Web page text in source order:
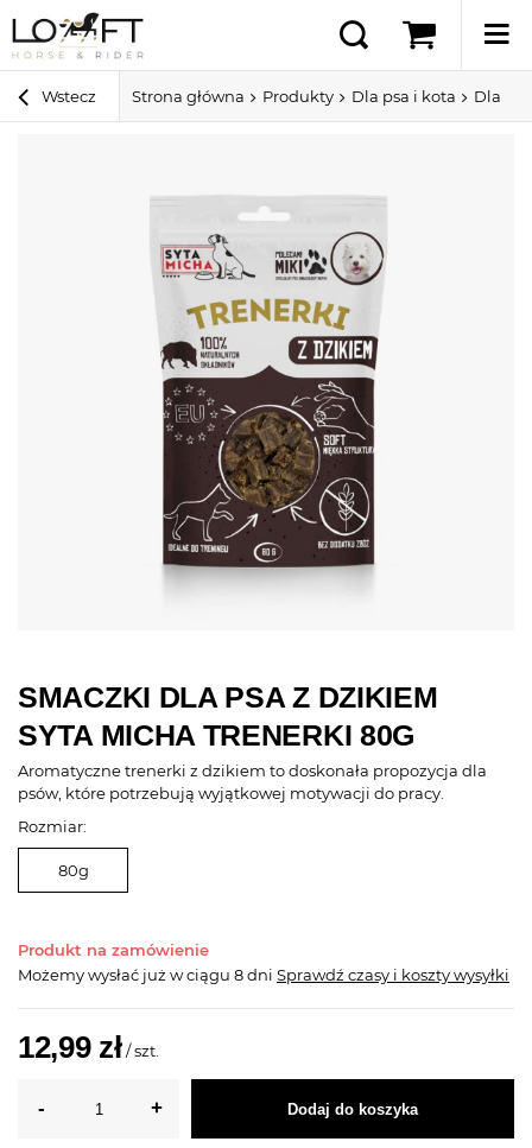
Wstecz Strona główna Produkty Dla psa i kota Dla
SMACZKI DLA PSA Z DZIKIEM
SYTA MICHA TRENERKI 80G
Aromatyczne trenerki z dzikiem to doskonała propozycja dla
psów, które potrzebują wyjątkowej motywacji do pracy.
Rozmiar:
80g
Produkt na zamówienie
Możemy wysłać już w ciągu 8 dni Sprawdź czasy i koszty wysyłki
12,99 zł /szt.
Dodaj do koszyka